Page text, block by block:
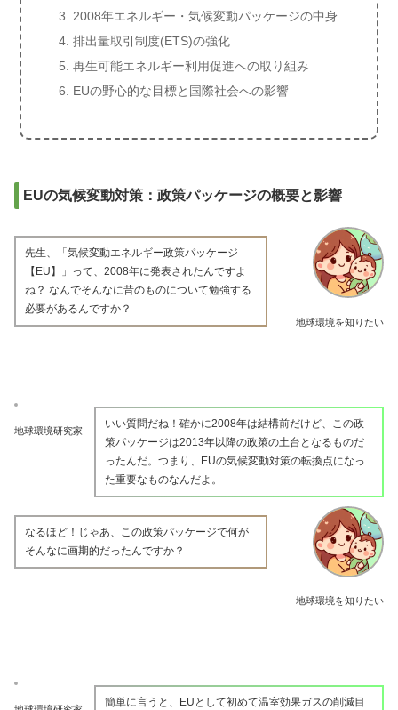
2008年エネルギー・気候変動パッケージの中身
排出量取引制度(ETS)の強化
再生可能エネルギー利用促進への取り組み
EUの野心的な目標と国際社会への影響
EUの気候変動対策：政策パッケージの概要と影響
地球環境を知りたい
先生、「気候変動エネルギー政策パッケージ
【EU】」って、2008年に発表されたんですよ
ね？ なんでそんなに昔のものについて勉強する
必要があるんですか？
地球環境研究家
いい質問だね！確かに2008年は結構前だけど、この政
策パッケージは2013年以降の政策の土台となるものだ
ったんだ。つまり、EUの気候変動対策の転換点になっ
た重要なものなんだよ。
地球環境を知りたい
なるほど！じゃあ、この政策パッケージで何が
そんなに画期的だったんですか？
簡単に言うと、EUとして初めて温室効果ガスの削減目